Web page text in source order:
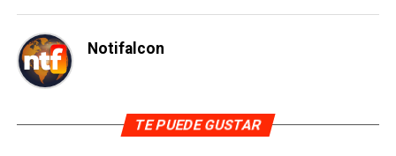
Notifalcon
TE PUEDE GUSTAR